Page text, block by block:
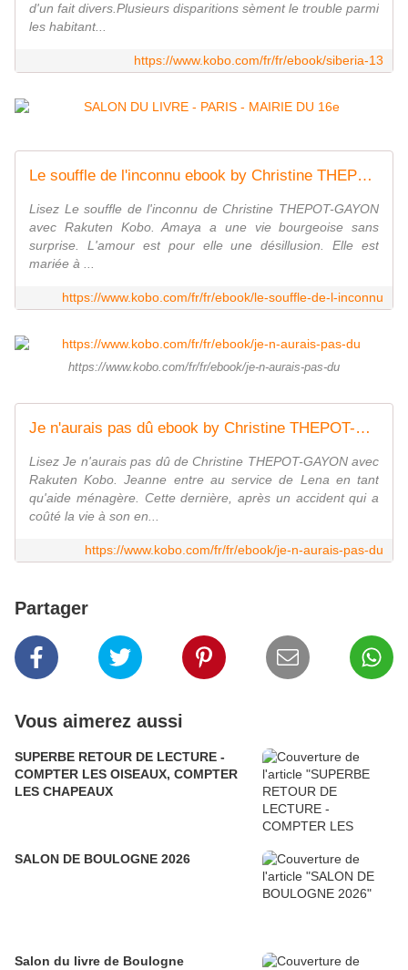
d'un fait divers.Plusieurs disparitions sèment le trouble parmi
les habitant...
https://www.kobo.com/fr/fr/ebook/siberia-13
Le souffle de l'inconnu ebook by Christine THEPOT-GAYON - Rakuten Kobo
Lisez Le souffle de l'inconnu de Christine THEPOT-GAYON
avec Rakuten Kobo. Amaya a une vie bourgeoise sans
surprise. L'amour est pour elle une désillusion. Elle est
mariée à ...
https://www.kobo.com/fr/fr/ebook/le-souffle-de-l-inconnu
https://www.kobo.com/fr/fr/ebook/je-n-aurais-pas-du
Je n'aurais pas dû ebook by Christine THEPOT-GAYON - Rakuten Kobo
Lisez Je n'aurais pas dû de Christine THEPOT-GAYON avec
Rakuten Kobo. Jeanne entre au service de Lena en tant
qu'aide ménagère. Cette dernière, après un accident qui a
coûté la vie à son en...
https://www.kobo.com/fr/fr/ebook/je-n-aurais-pas-du
Partager
Vous aimerez aussi
SUPERBE RETOUR DE LECTURE -
COMPTER LES OISEAUX, COMPTER
LES CHAPEAUX
SALON DE BOULOGNE 2026
Salon du livre de Boulogne